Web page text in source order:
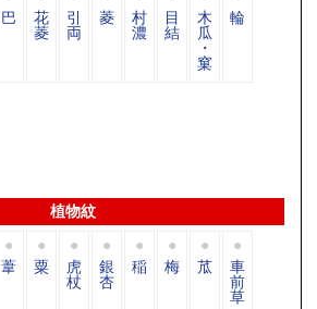
巴 花
菱
引
両
菱 村
濃
目
結
木
瓜
・
窠
輪
植物紋
葦 粟 虎
杖
銀
杏
稲 梅 苽 車
前
草